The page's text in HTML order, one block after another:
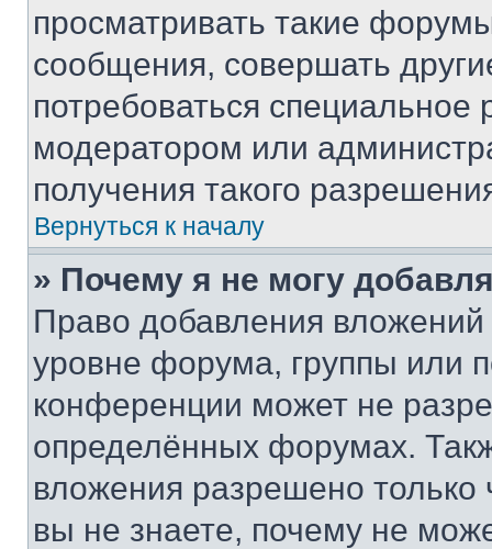
просматривать такие
сообщения, совершать
потребоваться
модератором или
получения такого
Вернуться к началу
» Почему я не могу
Право добавления
уровне форума, группы или
конференции может не
определённых форумах.
вложения разрешено
вы не знаете, почему не